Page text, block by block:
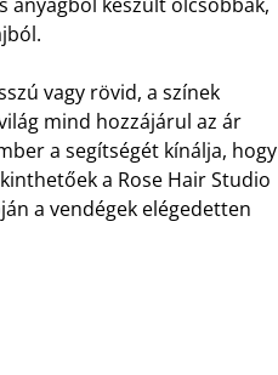
vagy rövid, a színek
mind hozzájárul az ár
a segítségét kínálja, hogy
a Rose Hair Studio
a vendégek elégedetten